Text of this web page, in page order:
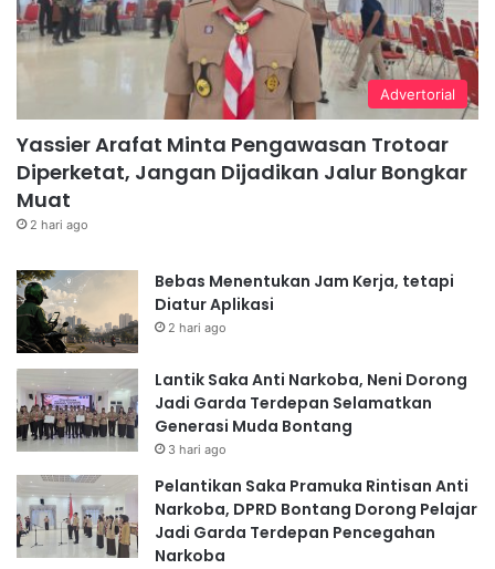
Advertorial
Yassier Arafat Minta Pengawasan Trotoar
Diperketat, Jangan Dijadikan Jalur Bongkar
Muat
2 hari ago
Bebas Menentukan Jam Kerja, tetapi
Diatur Aplikasi
2 hari ago
Lantik Saka Anti Narkoba, Neni Dorong
Jadi Garda Terdepan Selamatkan
Generasi Muda Bontang
3 hari ago
Pelantikan Saka Pramuka Rintisan Anti
Narkoba, DPRD Bontang Dorong Pelajar
Jadi Garda Terdepan Pencegahan
Narkoba